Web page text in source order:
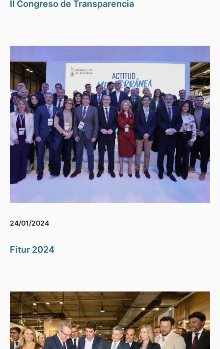
II Congreso de Transparencia
24/01/2024
Fitur 2024